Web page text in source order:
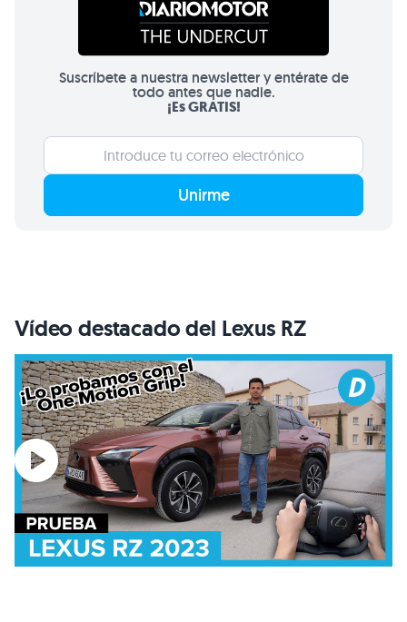
Suscríbete a nuestra newsletter y entérate de
todo antes que nadie.
¡Es GRATIS!
Unirme
Vídeo destacado del Lexus RZ